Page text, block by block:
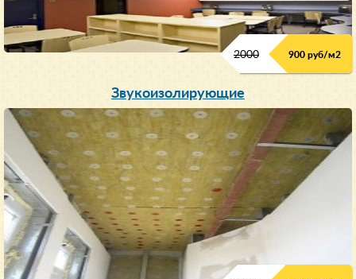
2000 900 руб/м2
Звукоизолирующие